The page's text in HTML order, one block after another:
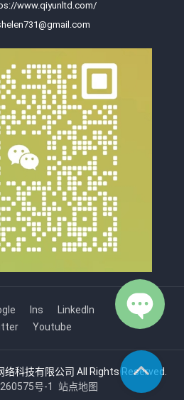
www.qiyunltd.com/
Ins
LinkedIn
Youtube
科技有限公司 All Rights Reserved.
号-1
站点地图